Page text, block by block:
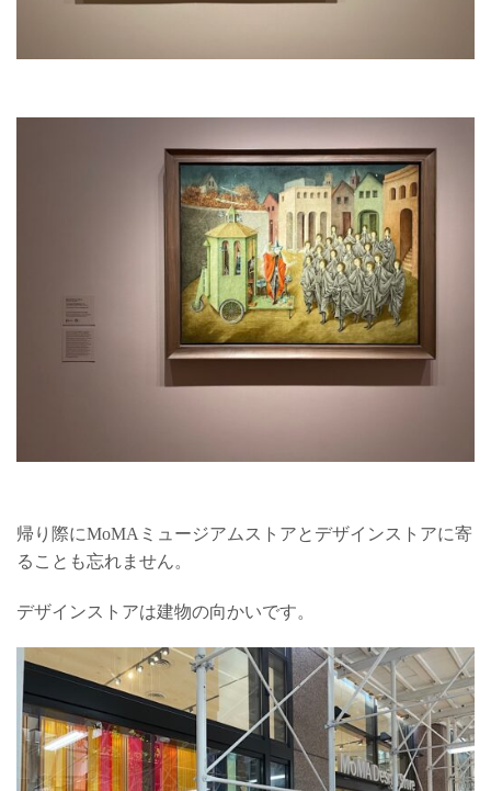
帰り際にMoMAミュージアムストアとデザインストアに寄
ることも忘れません。
デザインストアは建物の向かいです。